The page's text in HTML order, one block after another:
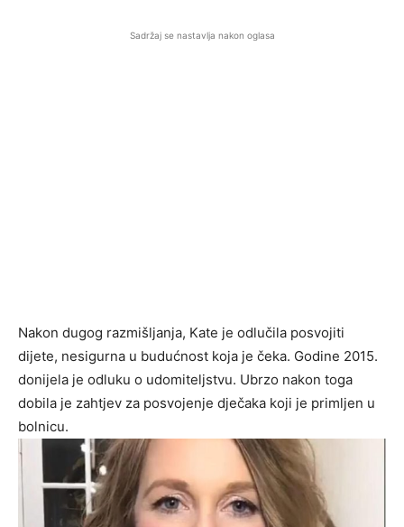
Sadržaj se nastavlja nakon oglasa
Nakon dugog razmišljanja, Kate je odlučila posvojiti
dijete, nesigurna u budućnost koja je čeka. Godine 2015.
donijela je odluku o udomiteljstvu. Ubrzo nakon toga
dobila je zahtjev za posvojenje dječaka koji je primljen u
bolnicu.